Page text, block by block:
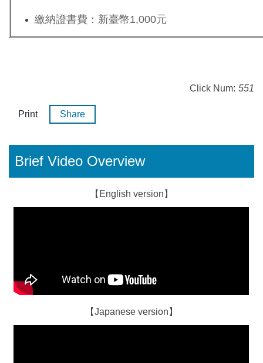
繳納證書費：新臺幣1,000元
Click Num: 551
Print Share
Brief Video Overview
【English version】
【Japanese version】